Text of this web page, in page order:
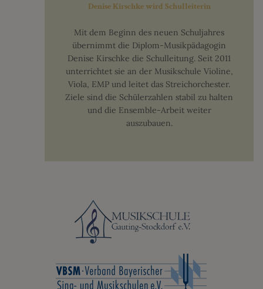
Denise Kirschke wird Schulleiterin
Mit dem Beginn des neuen Schuljahres
übernimmt die Diplom-Musikpädagogin
Denise Kirschke die Schulleitung. Seit 2011
unterrichtet sie an der Musikschule Violine,
Viola, EMP und leitet das Streichorchester.
Ziele sind die Schülerzahlen stabil zu halten
und die Ensemble-Arbeit weiter
auszubauen.